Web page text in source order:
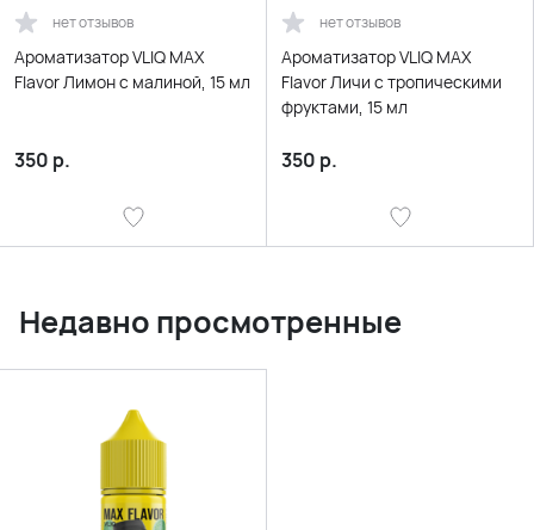
нет отзывов
Ароматизатор VLIQ MAX
Flavor Лимон с малиной, 15 мл
350 р.
нет отзывов
Ароматизатор VLIQ MAX
Flavor Личи с тропическими
фруктами, 15 мл
350 р.
Недавно просмотренные